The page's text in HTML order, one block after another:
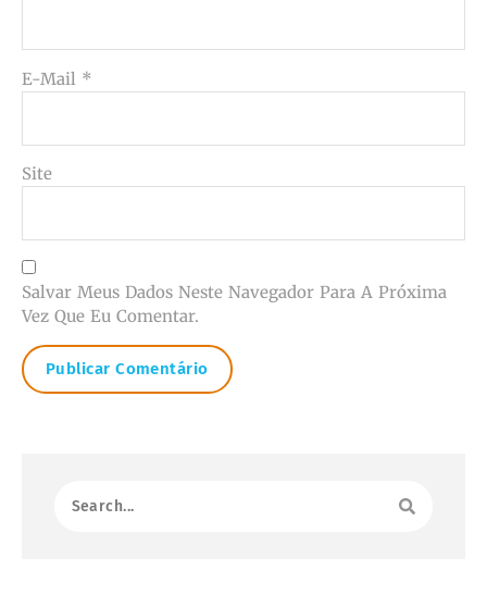
E-Mail *
Site
Salvar Meus Dados Neste Navegador Para A Próxima
Vez Que Eu Comentar.